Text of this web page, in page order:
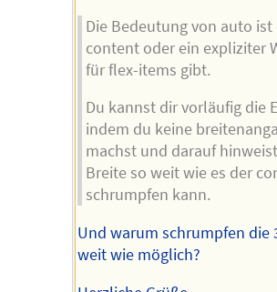
Die Bedeutung von auto
content oder ein expliziter
für flex-items gibt.
Du kannst dir vorläufig die
indem du keine
machst und darauf
Breite so weit wie es der
schrumpfen kann.
Und warum schrumpfen die
weit wie möglich?